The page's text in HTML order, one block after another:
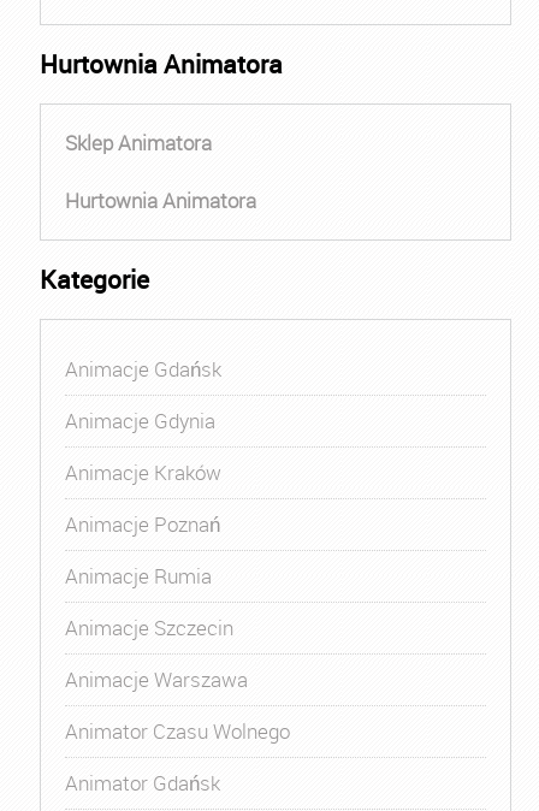
Hurtownia Animatora
Sklep Animatora
Hurtownia Animatora
Kategorie
Animacje Gdańsk
Animacje Gdynia
Animacje Kraków
Animacje Poznań
Animacje Rumia
Animacje Szczecin
Animacje Warszawa
Animator Czasu Wolnego
Animator Gdańsk